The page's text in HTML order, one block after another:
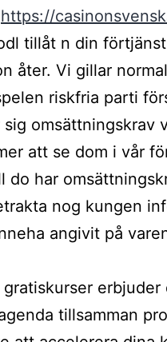
https://
tillåt n din
åter. Vi gillar
riskfria parti
omsättningskrav
att se dom i vår
do har
nog kungen
angivit på
erbjuder
tillsamman